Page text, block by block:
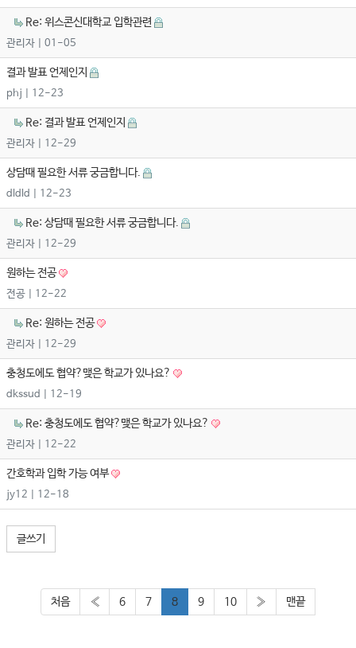
Re: 위스콘신대학교 입학관련
관리자 | 01-05
결과 발표 언제인지
phj | 12-23
Re: 결과 발표 언제인지
관리자 | 12-29
상담때 필요한 서류 궁금합니다.
dldld | 12-23
Re: 상담때 필요한 서류 궁금합니다.
관리자 | 12-29
원하는 전공
전공 | 12-22
Re: 원하는 전공
관리자 | 12-29
충청도에도 협약?맺은 학교가 있나요?
dkssud | 12-19
Re: 충청도에도 협약?맺은 학교가 있나요?
관리자 | 12-22
간호학과 입학 가능 여부
jy12 | 12-18
글쓰기
처음 « 6 7 8 9 10 » 맨끝